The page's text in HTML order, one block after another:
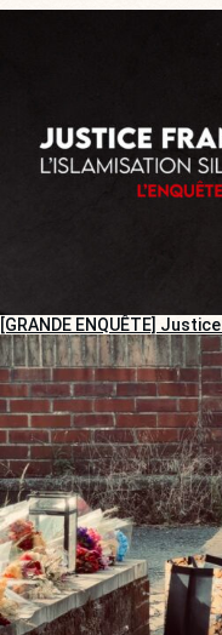
[GRANDE ENQUÊTE]